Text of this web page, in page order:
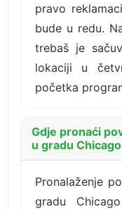
pravo
bude u redu.
trebaš je
lokaciji u
početka
Gdje pronaći
u gradu
Pronalaženje
gradu